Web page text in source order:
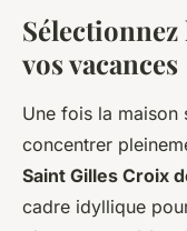
vos vacances
Une fois la maison
concentrer
Saint Gilles Croix
cadre idyllique